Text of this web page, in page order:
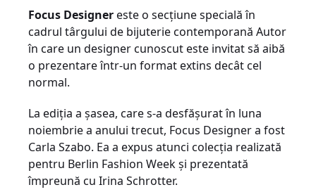
Focus Designereste o secţiune specială în
cadrul târgului de bijuterie contemporană Autor
în care un designer cunoscut este invitat să aibă
o prezentare într-un format extins decât cel
normal.
La ediţia a şasea, care s-a desfăşurat în luna
noiembrie a anului trecut, Focus Designer a fost
Carla Szabo. Ea a expus atunci colecţia realizată
pentru Berlin Fashion Week şi prezentată
împreună cu Irina Schrotter.